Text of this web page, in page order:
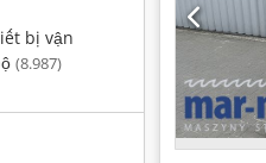
bị vận
(8.987)